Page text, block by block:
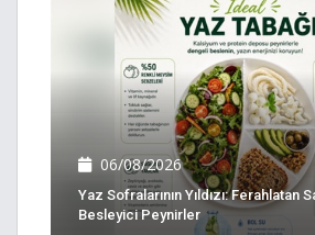
06/08/2026
Yaz Sofralarının Yıldızı: Ferahlatan
Besleyici Peynirler